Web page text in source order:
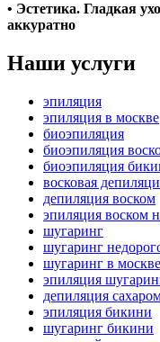
• Эстетика. Гладкая
аккуратно
Наши услуги
эпиляция
эпиляция в москве
биоэпиляция
биоэпиляция
биоэпиляция
восковая
депиляция воском
эпиляция воском
шугаринг
шугаринг
шугаринг в москве
эпиляция
депиляция
эпиляция бикини
шугаринг бикини